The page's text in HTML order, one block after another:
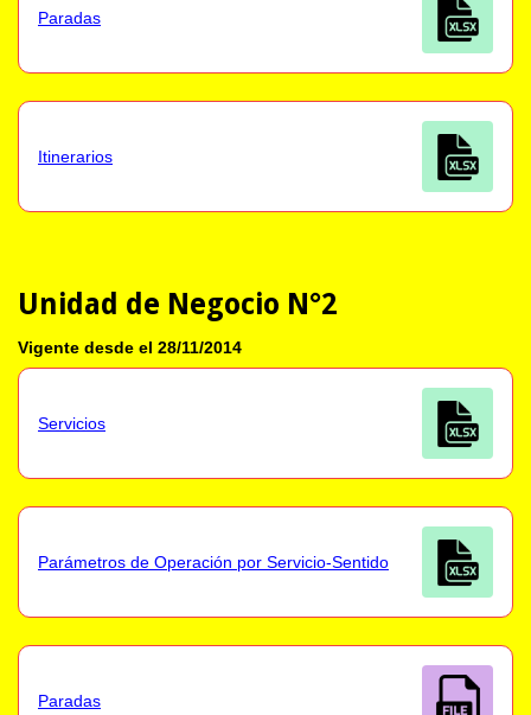
Paradas
Itinerarios
Unidad de Negocio N°2
Vigente desde el 28/11/2014
Servicios
Parámetros de Operación por Servicio-Sentido
Paradas